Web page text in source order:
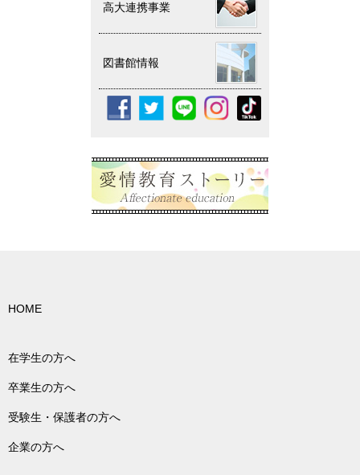
高大連携事業
図書館情報
HOME
在学生の方へ
卒業生の方へ
受験生・保護者の方へ
企業の方へ